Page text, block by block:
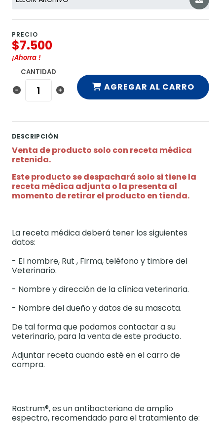
PRECIO
$7.500
¡Ahorra !
CANTIDAD
AGREGAR AL CARRO
DESCRIPCIÓN
Venta de producto solo con receta médica
retenida.
Este producto se despachará solo si tiene la
receta médica adjunta o la presenta al
momento de retirar el producto en tienda.
La receta médica deberá tener los siguientes
datos:
- El nombre, Rut , Firma, teléfono y timbre del
Veterinario.
- Nombre y dirección de la clínica veterinaria.
- Nombre del dueño y datos de su mascota.
De tal forma que podamos contactar a su
veterinario, para la venta de este producto.
Adjuntar receta cuando esté en el carro de
compra.
Rostrum®, es un antibacteriano de amplio
espectro, recomendado para el tratamiento de: